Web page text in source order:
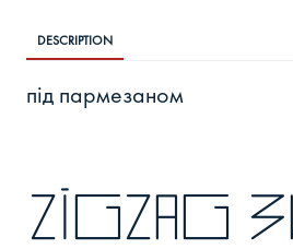
DESCRIPTION
під пармезаном
zigzag